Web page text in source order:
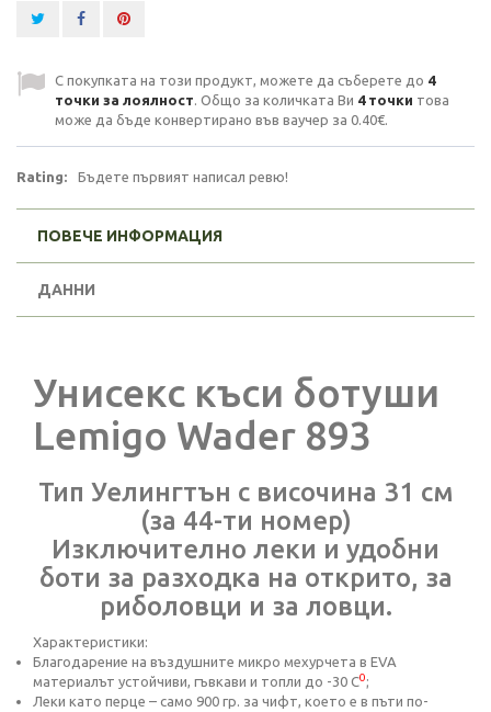
С покупката на този продукт, можете да съберете до 4
точки за лоялност. Общо за количката Ви 4точки това
може да бъде конвертирано във ваучер за 0.40€.
Rating: Бъдете първият написал ревю!
ПОВЕЧЕ ИНФОРМАЦИЯ
ДАННИ
Унисекс къси ботуши
Lemigo Wader 893
Тип Уелингтън с височина 31 см
(за 44-ти номер)
Изключително леки и удобни
боти за разходка на открито, за
риболовци и за ловци.
Характеристики:
Благодарение на въздушните микро мехурчета в EVA
материалът устойчиви, гъвкави и топли до -30 С0;
Леки като перце – само 900 гр. за чифт, което е в пъти по-